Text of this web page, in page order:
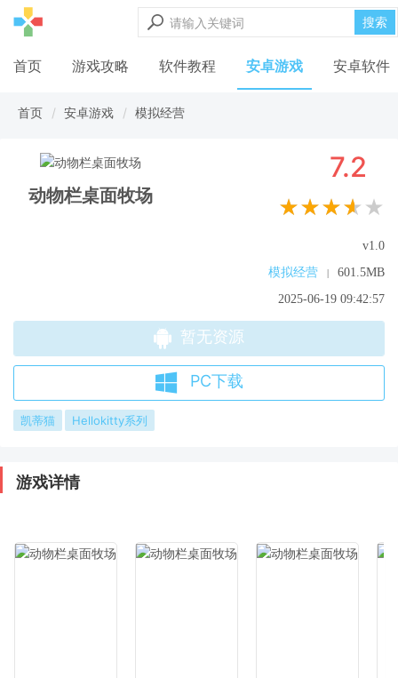
搜索
首页 游戏攻略 软件教程 安卓游戏 安卓软件
首页 安卓游戏 模拟经营
动物栏桌面牧场
7.2
★★★★★
v1.0
模拟经营
|
601.5MB
2025-06-19 09:42:57
暂无资源
PC下载
凯蒂猫 Hellokitty系列
游戏详情